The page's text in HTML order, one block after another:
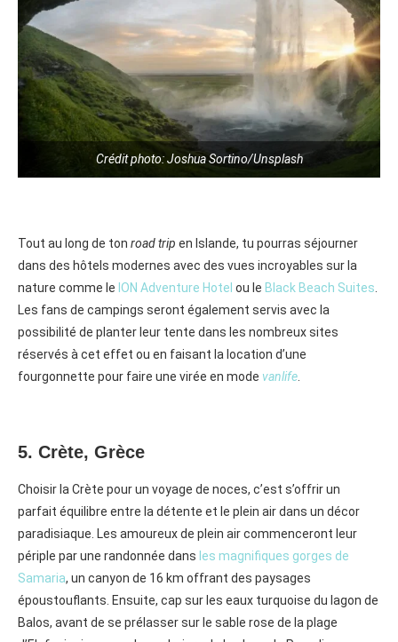
Crédit photo: Joshua Sortino/Unsplash
Tout au long de ton road trip en Islande, tu pourras séjourner
dans des hôtels modernes avec des vues incroyables sur la
nature comme le ION Adventure Hotel ou le Black Beach Suites
Les fans de campings seront également servis avec la
possibilité de planter leur tente dans les nombreux sites
réservés à cet effet ou en faisant la location d’une
fourgonnette pour faire une virée en mode vanlife
5. Crète, Grèce
Choisir la Crète pour un voyage de noces, c’est s’offrir un
parfait équilibre entre la détente et le plein air dans un décor
paradisiaque. Les amoureux de plein air commenceront leur
périple par une randonnée dans les magnifiques gorges de
Samaria, un canyon de 16 km offrant des paysages
époustouflants. Ensuite, cap sur les eaux turquoise du lagon de
Balos, avant de se prélasser sur le sable rose de la plage